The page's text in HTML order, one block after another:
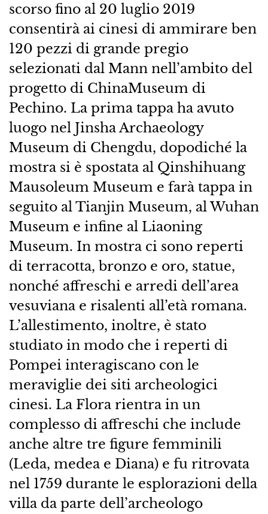
scorso fino al 20 luglio 2019
consentirà ai cinesi di ammirare ben
120 pezzi di grande pregio
selezionati dal Mann nell’ambito del
progetto di ChinaMuseum di
Pechino. La prima tappa ha avuto
luogo nel Jinsha Archaeology
Museum di Chengdu, dopodiché la
mostra si è spostata al Qinshihuang
Mausoleum Museum e farà tappa in
seguito al Tianjin Museum, al Wuhan
Museum e infine al Liaoning
Museum. In mostra ci sono reperti
di terracotta, bronzo e oro, statue,
nonché affreschi e arredi dell’area
vesuviana e risalenti all’età romana.
L’allestimento, inoltre, è stato
studiato in modo che i reperti di
Pompei interagiscano con le
meraviglie dei siti archeologici
cinesi. La Flora rientra in un
complesso di affreschi che include
anche altre tre figure femminili
(Leda, medea e Diana) e fu ritrovata
nel 1759 durante le esplorazioni della
villa da parte dell’archeologo